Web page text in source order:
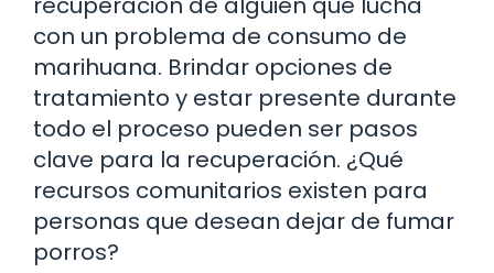
con un problema de consumo de
marihuana. Brindar opciones de
tratamiento y estar presente durante
todo el proceso pueden ser pasos
clave para la recuperación. ¿Qué
recursos comunitarios existen para
personas que desean dejar de fumar
porros?